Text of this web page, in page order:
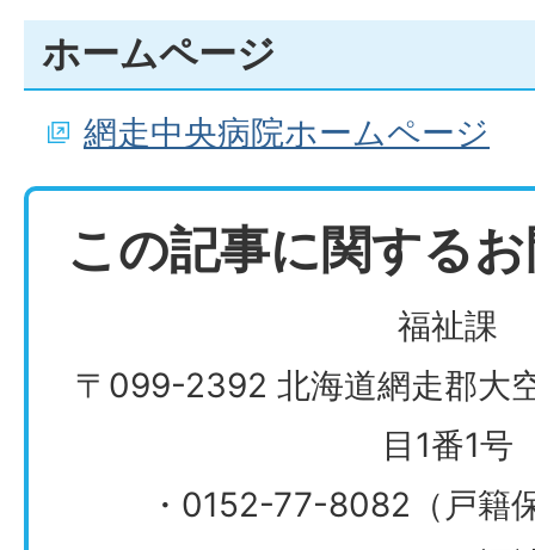
ホームページ
網走中央病院ホームページ
この記事に関する
福祉課
〒099-2392 北海道網走郡大
目1番1号
・0152-77-8082（戸籍